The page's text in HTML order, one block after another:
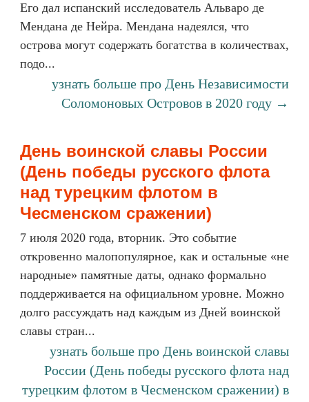
Его дал испанский исследователь Альваро де
Мендана де Нейра. Мендана надеялся, что
острова могут содержать богатства в количествах,
подо...
узнать больше про День Независимости
Соломоновых Островов в 2020 году →
День воинской славы России
(День победы русского флота
над турецким флотом в
Чесменском сражении)
7 июля 2020 года, вторник. Это событие
откровенно малопопулярное, как и остальные «не
народные» памятные даты, однако формально
поддерживается на официальном уровне. Можно
долго рассуждать над каждым из Дней воинской
славы стран...
узнать больше про День воинской славы
России (День победы русского флота над
турецким флотом в Чесменском сражении) в